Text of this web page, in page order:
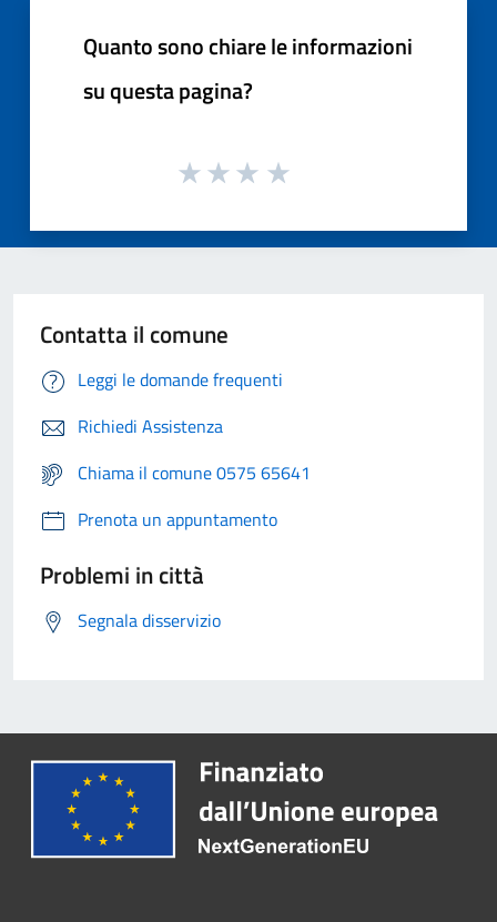
Quanto sono chiare le informazioni
su questa pagina?
Contatta il comune
Leggi le domande frequenti
Richiedi Assistenza
Chiama il comune 0575 65641
Prenota un appuntamento
Problemi in città
Segnala disservizio